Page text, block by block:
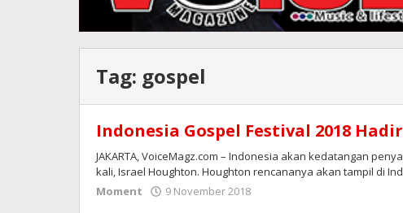
Tag: gospel
Indonesia Gospel Festival 2018
JAKARTA, VoiceMagz.com – Indonesia akan kedatangan
kali, Israel Houghton. Houghton rencananya akan tampil di
Moment
9 November 2018